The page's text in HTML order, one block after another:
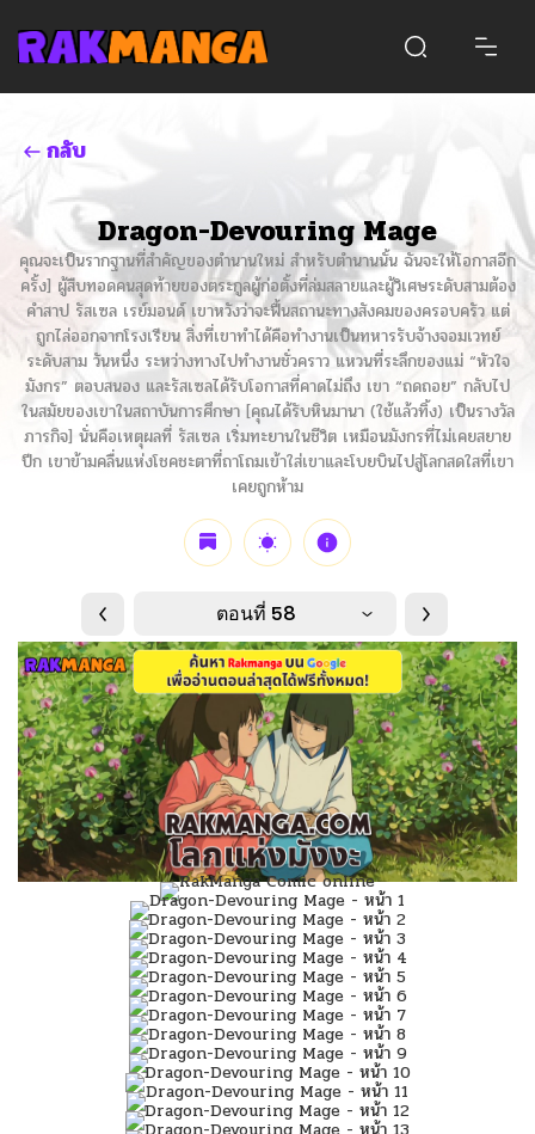
กลับ
Dragon-Devouring Mage
คุณจะเป็นรากฐานที่สำคัญของตำนานใหม่ สำหรับตำนานนั้น ฉันจะให้โอกาสอีก
ครั้ง] ผู้สืบทอดคนสุดท้ายของตระกูลผู้ก่อตั้งที่ล่มสลายและผู้วิเศษระดับสามต้อง
คำสาป รัสเซล เรย์มอนด์ เขาหวังว่าจะฟื้นสถานะทางสังคมของครอบครัว แต่
ถูกไล่ออกจากโรงเรียน สิ่งที่เขาทำได้คือทำงานเป็นทหารรับจ้างจอมเวทย์
ระดับสาม วันหนึ่ง ระหว่างทางไปทำงานชั่วคราว แหวนที่ระลึกของแม่ “หัวใจ
มังกร” ตอบสนอง และรัสเซลได้รับโอกาสที่คาดไม่ถึง เขา “ถดถอย” กลับไป
ในสมัยของเขาในสถาบันการศึกษา [คุณได้รับหินมานา (ใช้แล้วทิ้ง) เป็นรางวัล
ภารกิจ] นั่นคือเหตุผลที่ รัสเซล เริ่มทะยานในชีวิต เหมือนมังกรที่ไม่เคยสยาย
ปีก เขาข้ามคลื่นแห่งโชคชะตาที่ถาโถมเข้าใส่เขาและโบยบินไปสู่โลกสดใสที่เขา
เคยถูกห้าม
ตอนที่ 58